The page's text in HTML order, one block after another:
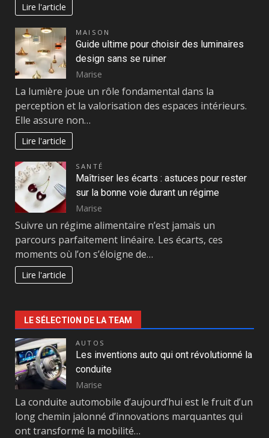
Lire l'article
MAISON
Guide ultime pour choisir des luminaires
design sans se ruiner
Marise
La lumière joue un rôle fondamental dans la
perception et la valorisation des espaces intérieurs.
Elle assure non…
Lire l'article
SANTÉ
Maîtriser les écarts : astuces pour rester
sur la bonne voie durant un régime
Marise
Suivre un régime alimentaire n’est jamais un
parcours parfaitement linéaire. Les écarts, ces
moments où l’on s’éloigne de…
Lire l'article
LE SÉLECTION DE LA TEAM
AUTOS
Les inventions auto qui ont révolutionné la
conduite
Marise
La conduite automobile d’aujourd’hui est le fruit d’un
long chemin jalonné d’innovations marquantes qui
ont transformé la mobilité…